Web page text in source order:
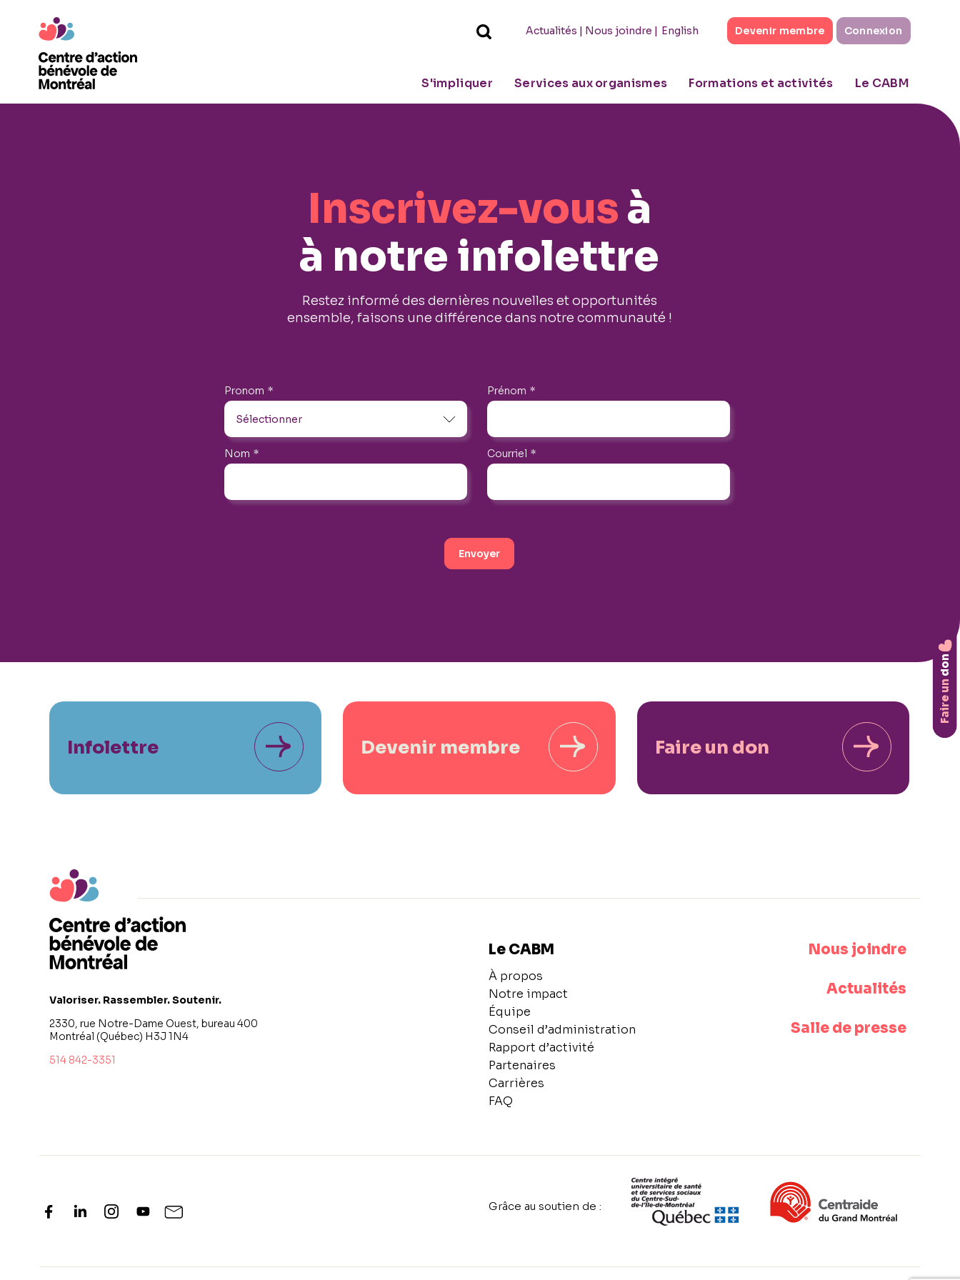
Actualités | Nous joindre | Devenir membre Connexion
English
S'impliquer Services aux organismes Formations et activités Le CABM
Inscrivez-vousà
à notre infolettre
Restez informé des dernières nouvelles et opportunités
ensemble, faisons une différence dans notre communauté !
Pronom * Prénom *
Nom * Courriel *
Envoyer
Infolettre Devenir membre Faire un don
Valoriser. Rassembler. Soutenir.
2330, rue Notre-Dame Ouest, bureau 400
Montréal (Québec) H3J 1N4
514 842-3351
Le CABM
À propos
Notre impact
Équipe
Conseil d’administration
Rapport d’activité
Partenaires
Carrières
FAQ
Nous joindre
Actualités
Salle de presse
Grâce au soutien de :
Faire un
don